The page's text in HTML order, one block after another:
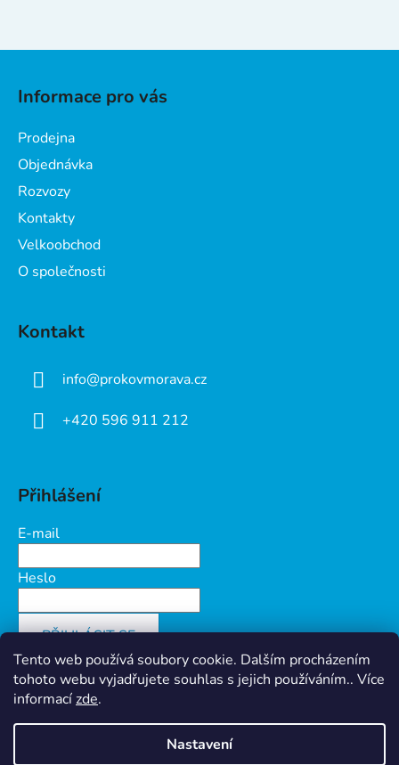
Tento web používá soubory cookie. Dalším procházením
tohoto webu vyjadřujete souhlas s jejich používáním.. Více
informacízde.
Nastavení
Informace pro vás
Prodejna
Objednávka
Rozvozy
Kontakty
Velkoobchod
O společnosti
Kontakt
info@prokovmorava.cz
+420 596 911 212
Přihlášení
E-mail
Heslo
PŘIHLÁSIT SE
Nová registraceZapomenuté heslo
Vytvořil Shoptet&